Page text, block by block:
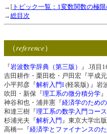
→[ トピック一覧：1変数関数の極
→総目次
（reference）
『岩波数学辞典（第三版） 』.項目
吉田耕作・栗田稔・戸田宏『平
小平邦彦『解析入門I (軽装版) 』岩
吹田・新保『理工系の微分積分学
神谷和也・浦井憲『経済学のため
和達三樹『理工系の数学入門コー
杉浦光夫『解析入門 』東京大学出
高橋一『経済学とファイナンスの